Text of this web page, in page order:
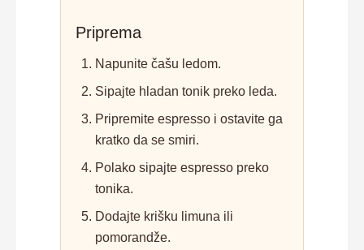
Priprema
Napunite čašu ledom.
Sipajte hladan tonik preko leda.
Pripremite espresso i ostavite ga
kratko da se smiri.
Polako sipajte espresso preko
tonika.
Dodajte krišku limuna ili
pomorandže.